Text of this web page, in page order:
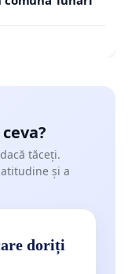
tăceți.
și a
doriți